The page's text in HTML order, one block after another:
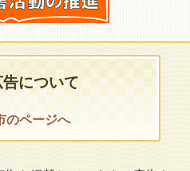
について
のページへ